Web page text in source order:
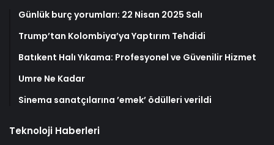
Günlük burç yorumları: 22 Nisan 2025 Salı
Trump’tan Kolombiya’ya Yaptırım Tehdidi
Batıkent Halı Yıkama: Profesyonel ve Güvenilir Hizmet
Umre Ne Kadar
Sinema sanatçılarına ’emek’ ödülleri verildi
Teknoloji Haberleri